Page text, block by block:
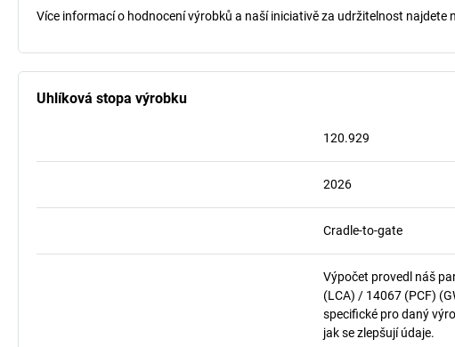
Více informací o hodnocení výrobků a naší iniciativě za udržitelnost najdete
Uhlíková stopa výrobku
120.929
2026
Cradle-to-gate
Výpočet provedl náš
(LCA) / 14067 (PCF)
specifické pro daný
jak se zlepšují údaje.